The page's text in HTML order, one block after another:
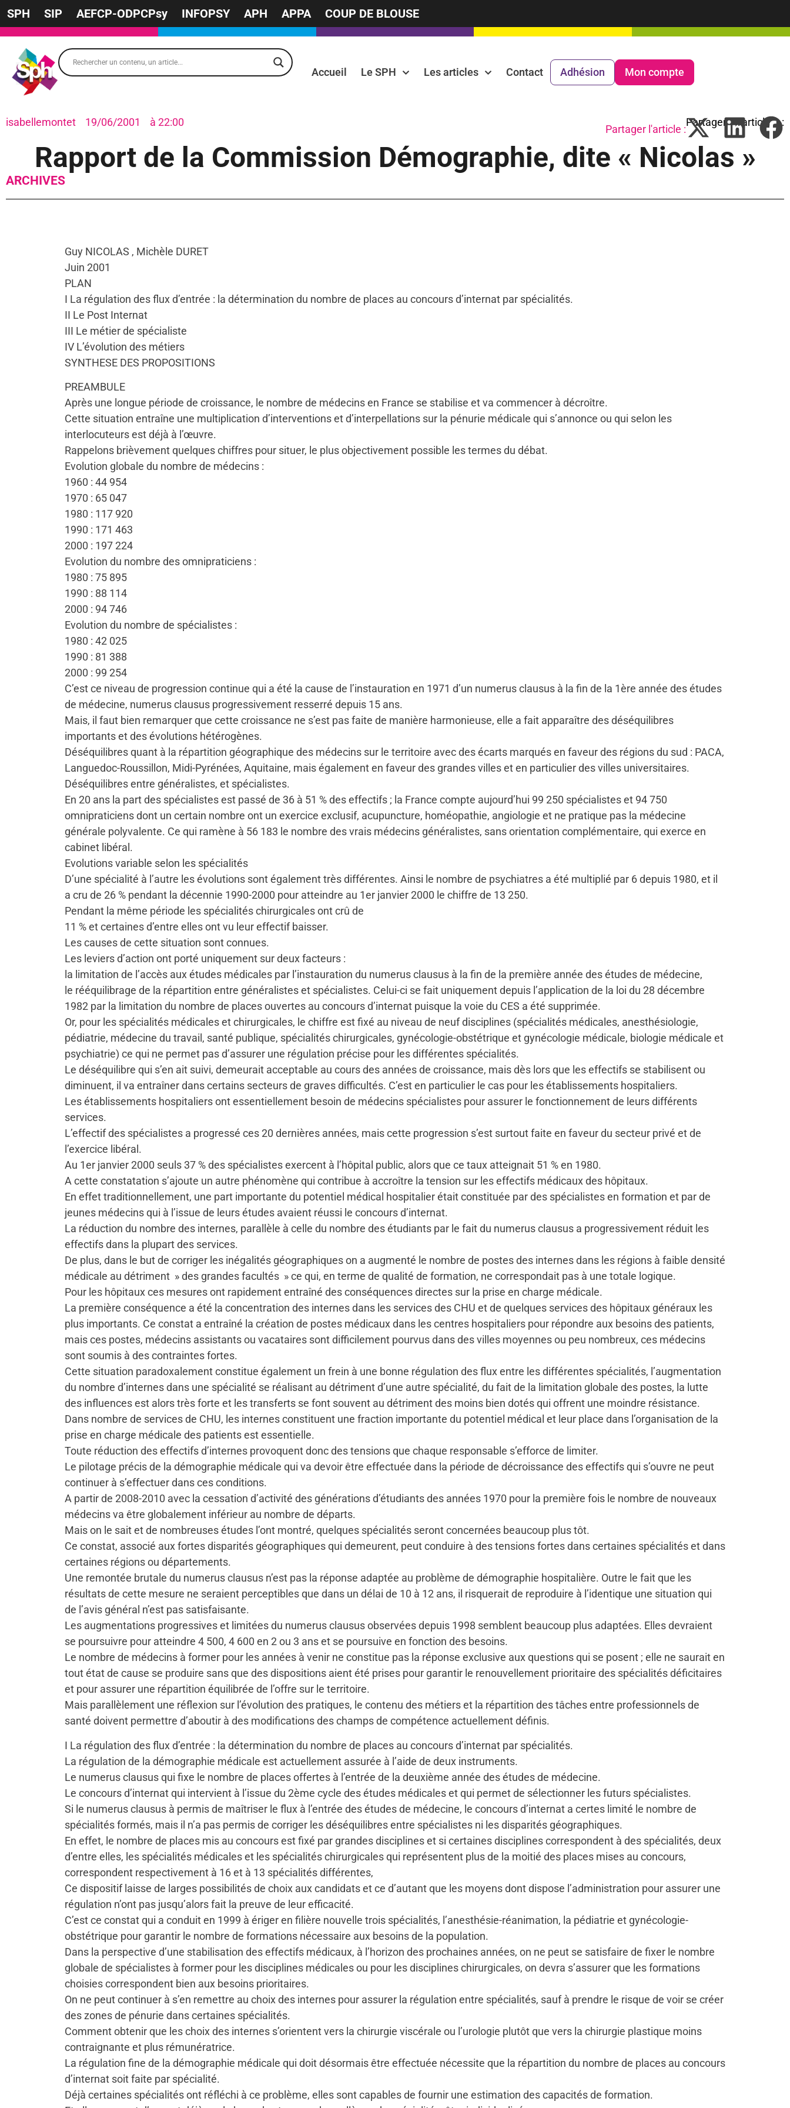
SPH SIP AEFCP-ODPCPsy INFOPSY APH APPA COUP DE BLOUSE
Accueil Le SPH Les articles Contact Adhésion Mon compte
isabellemontet 19/06/2001 à 22:00
Partager l'article :
Rapport de la Commission Démographie, dite « Nicolas »
ARCHIVES
Guy NICOLAS , Michèle DURET
Juin 2001
PLAN
I La régulation des flux d’entrée : la détermination du nombre de places au concours d’internat par spécialités.
II Le Post Internat
III Le métier de spécialiste
IV L’évolution des métiers
SYNTHESE DES PROPOSITIONS
PREAMBULE
Après une longue période de croissance, le nombre de médecins en France se stabilise et va commencer à décroître.
Cette situation entraîne une multiplication d’interventions et d’interpellations sur la pénurie médicale qui s’annonce ou qui selon les
interlocuteurs est déjà à l’œuvre.
Rappelons brièvement quelques chiffres pour situer, le plus objectivement possible les termes du débat.
Evolution globale du nombre de médecins :
1960 : 44 954
1970 : 65 047
1980 : 117 920
1990 : 171 463
2000 : 197 224
Evolution du nombre des omnipraticiens :
1980 : 75 895
1990 : 88 114
2000 : 94 746
Evolution du nombre de spécialistes :
1980 : 42 025
1990 : 81 388
2000 : 99 254
C’est ce niveau de progression continue qui a été la cause de l’instauration en 1971 d’un numerus clausus à la fin de la 1ère année des études
de médecine, numerus clausus progressivement resserré depuis 15 ans.
Mais, il faut bien remarquer que cette croissance ne s’est pas faite de manière harmonieuse, elle a fait apparaître des déséquilibres
importants et des évolutions hétérogènes.
Déséquilibres quant à la répartition géographique des médecins sur le territoire avec des écarts marqués en faveur des régions du sud : PACA,
Languedoc-Roussillon, Midi-Pyrénées, Aquitaine, mais également en faveur des grandes villes et en particulier des villes universitaires.
Déséquilibres entre généralistes, et spécialistes.
En 20 ans la part des spécialistes est passé de 36 à 51 % des effectifs ; la France compte aujourd’hui 99 250 spécialistes et 94 750
omnipraticiens dont un certain nombre ont un exercice exclusif, acupuncture, homéopathie, angiologie et ne pratique pas la médecine
générale polyvalente. Ce qui ramène à 56 183 le nombre des vrais médecins généralistes, sans orientation complémentaire, qui exerce en
cabinet libéral.
Evolutions variable selon les spécialités
D’une spécialité à l’autre les évolutions sont également très différentes. Ainsi le nombre de psychiatres a été multiplié par 6 depuis 1980, et il
a cru de 26 % pendant la décennie 1990-2000 pour atteindre au 1er janvier 2000 le chiffre de 13 250.
Pendant la même période les spécialités chirurgicales ont crû de
11 % et certaines d’entre elles ont vu leur effectif baisser.
Les causes de cette situation sont connues.
Les leviers d’action ont porté uniquement sur deux facteurs :
la limitation de l’accès aux études médicales par l’instauration du numerus clausus à la fin de la première année des études de médecine,
le rééquilibrage de la répartition entre généralistes et spécialistes. Celui-ci se fait uniquement depuis l’application de la loi du 28 décembre
1982 par la limitation du nombre de places ouvertes au concours d’internat puisque la voie du CES a été supprimée.
Or, pour les spécialités médicales et chirurgicales, le chiffre est fixé au niveau de neuf disciplines (spécialités médicales, anesthésiologie,
pédiatrie, médecine du travail, santé publique, spécialités chirurgicales, gynécologie-obstétrique et gynécologie médicale, biologie médicale et
psychiatrie) ce qui ne permet pas d’assurer une régulation précise pour les différentes spécialités.
Le déséquilibre qui s’en ait suivi, demeurait acceptable au cours des années de croissance, mais dès lors que les effectifs se stabilisent ou
diminuent, il va entraîner dans certains secteurs de graves difficultés. C’est en particulier le cas pour les établissements hospitaliers.
Les établissements hospitaliers ont essentiellement besoin de médecins spécialistes pour assurer le fonctionnement de leurs différents
services.
L’effectif des spécialistes a progressé ces 20 dernières années, mais cette progression s’est surtout faite en faveur du secteur privé et de
l’exercice libéral.
Au 1er janvier 2000 seuls 37 % des spécialistes exercent à l’hôpital public, alors que ce taux atteignait 51 % en 1980.
A cette constatation s’ajoute un autre phénomène qui contribue à accroître la tension sur les effectifs médicaux des hôpitaux.
En effet traditionnellement, une part importante du potentiel médical hospitalier était constituée par des spécialistes en formation et par de
jeunes médecins qui à l’issue de leurs études avaient réussi le concours d’internat.
La réduction du nombre des internes, parallèle à celle du nombre des étudiants par le fait du numerus clausus a progressivement réduit les
effectifs dans la plupart des services.
De plus, dans le but de corriger les inégalités géographiques on a augmenté le nombre de postes des internes dans les régions à faible densité
médicale au détriment » des grandes facultés » ce qui, en terme de qualité de formation, ne correspondait pas à une totale logique.
Pour les hôpitaux ces mesures ont rapidement entraîné des conséquences directes sur la prise en charge médicale.
La première conséquence a été la concentration des internes dans les services des CHU et de quelques services des hôpitaux généraux les
plus importants. Ce constat a entraîné la création de postes médicaux dans les centres hospitaliers pour répondre aux besoins des patients,
mais ces postes, médecins assistants ou vacataires sont difficilement pourvus dans des villes moyennes ou peu nombreux, ces médecins
sont soumis à des contraintes fortes.
Cette situation paradoxalement constitue également un frein à une bonne régulation des flux entre les différentes spécialités, l’augmentation
du nombre d’internes dans une spécialité se réalisant au détriment d’une autre spécialité, du fait de la limitation globale des postes, la lutte
des influences est alors très forte et les transferts se font souvent au détriment des moins bien dotés qui offrent une moindre résistance.
Dans nombre de services de CHU, les internes constituent une fraction importante du potentiel médical et leur place dans l’organisation de la
prise en charge médicale des patients est essentielle.
Toute réduction des effectifs d’internes provoquent donc des tensions que chaque responsable s’efforce de limiter.
Le pilotage précis de la démographie médicale qui va devoir être effectuée dans la période de décroissance des effectifs qui s’ouvre ne peut
continuer à s’effectuer dans ces conditions.
A partir de 2008-2010 avec la cessation d’activité des générations d’étudiants des années 1970 pour la première fois le nombre de nouveaux
médecins va être globalement inférieur au nombre de départs.
Mais on le sait et de nombreuses études l’ont montré, quelques spécialités seront concernées beaucoup plus tôt.
Ce constat, associé aux fortes disparités géographiques qui demeurent, peut conduire à des tensions fortes dans certaines spécialités et dans
certaines régions ou départements.
Une remontée brutale du numerus clausus n’est pas la réponse adaptée au problème de démographie hospitalière. Outre le fait que les
résultats de cette mesure ne seraient perceptibles que dans un délai de 10 à 12 ans, il risquerait de reproduire à l’identique une situation qui
de l’avis général n’est pas satisfaisante.
Les augmentations progressives et limitées du numerus clausus observées depuis 1998 semblent beaucoup plus adaptées. Elles devraient
se poursuivre pour atteindre 4 500, 4 600 en 2 ou 3 ans et se poursuive en fonction des besoins.
Le nombre de médecins à former pour les années à venir ne constitue pas la réponse exclusive aux questions qui se posent ; elle ne saurait en
tout état de cause se produire sans que des dispositions aient été prises pour garantir le renouvellement prioritaire des spécialités déficitaires
et pour assurer une répartition équilibrée de l’offre sur le territoire.
Mais parallèlement une réflexion sur l’évolution des pratiques, le contenu des métiers et la répartition des tâches entre professionnels de
santé doivent permettre d’aboutir à des modifications des champs de compétence actuellement définis.
I La régulation des flux d’entrée : la détermination du nombre de places au concours d’internat par spécialités.
La régulation de la démographie médicale est actuellement assurée à l’aide de deux instruments.
Le numerus clausus qui fixe le nombre de places offertes à l’entrée de la deuxième année des études de médecine.
Le concours d’internat qui intervient à l’issue du 2ème cycle des études médicales et qui permet de sélectionner les futurs spécialistes.
Si le numerus clausus à permis de maîtriser le flux à l’entrée des études de médecine, le concours d’internat a certes limité le nombre de
spécialités formés, mais il n’a pas permis de corriger les déséquilibres entre spécialistes ni les disparités géographiques.
En effet, le nombre de places mis au concours est fixé par grandes disciplines et si certaines disciplines correspondent à des spécialités, deux
d’entre elles, les spécialités médicales et les spécialités chirurgicales qui représentent plus de la moitié des places mises au concours,
correspondent respectivement à 16 et à 13 spécialités différentes,
Ce dispositif laisse de larges possibilités de choix aux candidats et ce d’autant que les moyens dont dispose l’administration pour assurer une
régulation n’ont pas jusqu’alors fait la preuve de leur efficacité.
C’est ce constat qui a conduit en 1999 à ériger en filière nouvelle trois spécialités, l’anesthésie-réanimation, la pédiatrie et gynécologie-
obstétrique pour garantir le nombre de formations nécessaire aux besoins de la population.
Dans la perspective d’une stabilisation des effectifs médicaux, à l’horizon des prochaines années, on ne peut se satisfaire de fixer le nombre
globale de spécialistes à former pour les disciplines médicales ou pour les disciplines chirurgicales, on devra s’assurer que les formations
choisies correspondent bien aux besoins prioritaires.
On ne peut continuer à s’en remettre au choix des internes pour assurer la régulation entre spécialités, sauf à prendre le risque de voir se créer
des zones de pénurie dans certaines spécialités.
Comment obtenir que les choix des internes s’orientent vers la chirurgie viscérale ou l’urologie plutôt que vers la chirurgie plastique moins
contraignante et plus rémunératrice.
La régulation fine de la démographie médicale qui doit désormais être effectuée nécessite que la répartition du nombre de places au concours
d’internat soit faite par spécialité.
Déjà certaines spécialités ont réfléchi à ce problème, elles sont capables de fournir une estimation des capacités de formation.